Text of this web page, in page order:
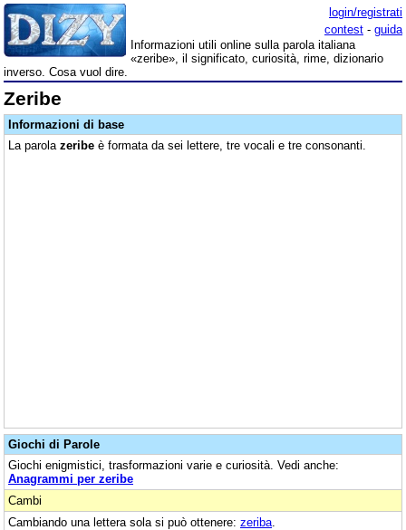
login/registrati
contest - guida
Informazioni utili online sulla parola italiana
«zeribe», il significato, curiosità, rime, dizionario
inverso. Cosa vuol dire.
Zeribe
Informazioni di base
La parola zeribe è formata da sei lettere, tre vocali e tre consonanti.
Giochi di Parole
Giochi enigmistici, trasformazioni varie e curiosità. Vedi anche:
Anagrammi per zeribe
Cambi
Cambiando una lettera sola si può ottenere: zeriba